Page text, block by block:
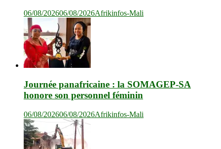
06/08/202606/08/2026Afrikinfos-Mali
Journée panafricaine : la SOMAGEP-SA
honore son personnel féminin
06/08/202606/08/2026Afrikinfos-Mali